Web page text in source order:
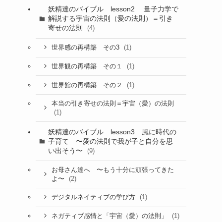
妖精達のバイブル lesson2 量子力学で
解説する宇宙の法則（愛の法則）＝引き
寄せの法則
(4)
世界感の再構築 その3 (1)
世界観の再構築 その１ (1)
世界館の再構築 その２ (1)
本当の引き寄せの法則＝宇宙（愛）の法則
(1)
妖精達のバイブル lesson3 風に時代の
子育て 〜愛の法則で我が子と自分を思
い出そう〜
(9)
お母さん達へ 〜もう十分に頑張ってきた
よ〜
(2)
デジタルネイティブの学び方 (1)
ネガティブ感情と「宇宙（愛）の法則」 (1)